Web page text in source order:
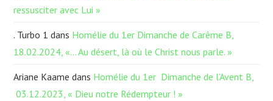
ressusciter avec Lui »
. Turbo 1 dans Homélie du 1er Dimanche de Carême B,
18.02.2024, «… Au désert, là où le Christ nous parle. »
Ariane Kaame dans Homélie du 1er Dimanche de l’Avent B,
03.12.2023, « Dieu notre Rédempteur ! »